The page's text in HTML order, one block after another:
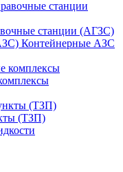
станции (АГЗС)
Контейнерные АЗС
(ТЗП)